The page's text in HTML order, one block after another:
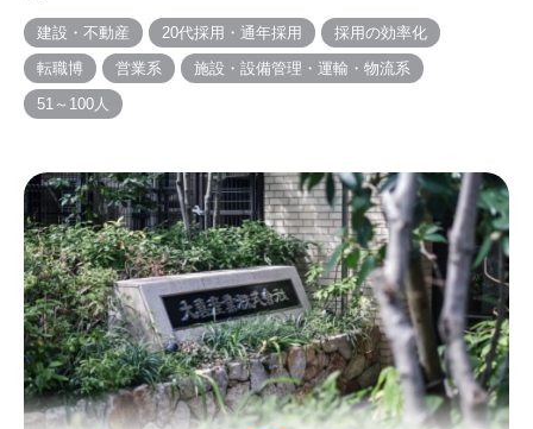
建設・不動産 20代採用・通年採用
採用の効率化
転職博
営業系
施設・設備管理・運輸・物流系
51～100人